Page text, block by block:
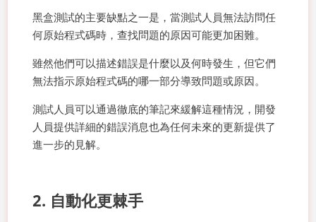
黑盒測試的主要缺點之一是，當測試人員無法訪問任
何原始程式碼時，查找問題的原因可能更加困難。
雖然他們可以描述錯誤是什麼以及何時發生，但它們
無法指示原始程式碼的哪一部分導致問題或原因。
測試人員可以通過徹底的筆記來緩解這種情況，開發
人員提供詳細的錯誤消息也為任何未來的更新提供了
進一步的見解。
2. 自動化更棘手